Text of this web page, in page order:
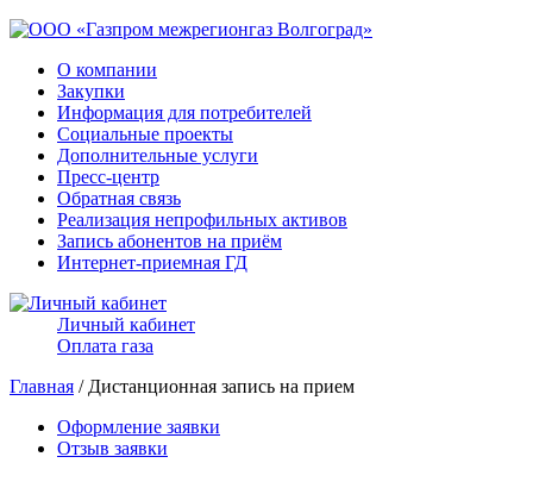
О компании
Закупки
Информация для потребителей
Социальные проекты
Дополнительные услуги
Пресс-центр
Обратная связь
Реализация непрофильных активов
Запись абонентов на приём
Интернет-приемная ГД
Личный кабинет
Оплата газа
Главная / Дистанционная запись на прием
Оформление заявки
Отзыв заявки